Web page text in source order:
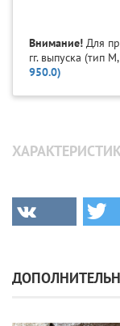
Внимание! Для
гг. выпуска (тип
950.0)